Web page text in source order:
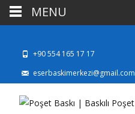
+90 554 165 17 17
eserbaskimerkezi@gmail.com
MENU